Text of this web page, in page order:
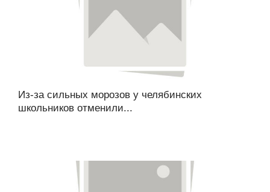
Из-за сильных морозов у челябинских
школьников отменили...